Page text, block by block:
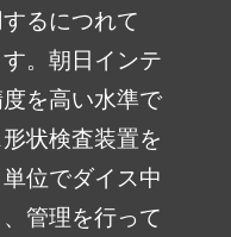
るにつれて
。朝日インテ
を高い水準で
状検査装置を
位でダイス中
管理を行って